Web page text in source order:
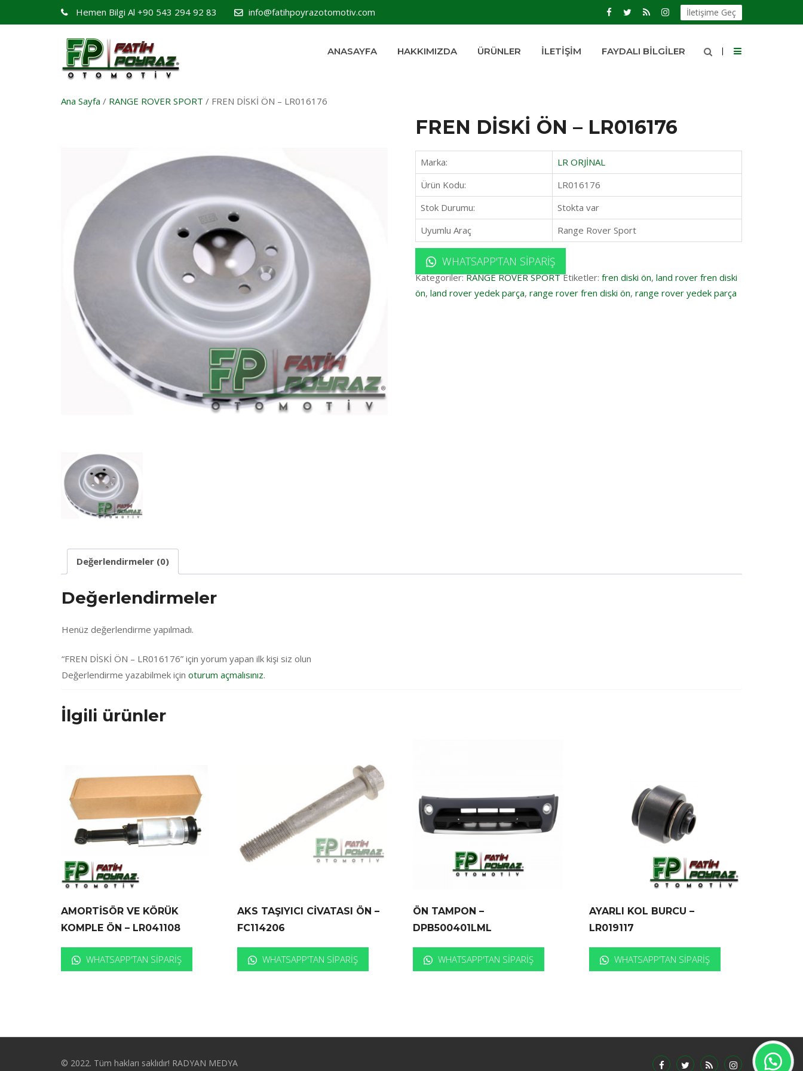
Hemen Bilgi Al +90 543 294 92 83 info@fatihpoyrazotomotiv.com İletişime Geç
ANASAYFA HAKKIMIZDA ÜRÜNLER İLETIŞIM FAYDALI BILGILER
Ana Sayfa / RANGE ROVER SPORT / FREN DİSKİ ÖN – LR016176
FREN DİSKİ ÖN – LR016176
Marka:
LR ORJİNAL
Ürün Kodu:
LR016176
Stok Durumu:
Stokta var
Uyumlu Araç
Range Rover Sport
WHATSAPP'TAN SIPARIŞ
Kategoriler:RANGE ROVER SPORT Etiketler: fren diski ön, land rover fren diski
ön, land rover yedek parça, range rover fren diski ön, range rover yedek parça
Değerlendirmeler (0)
Değerlendirmeler
Henüz değerlendirme yapılmadı.
“FREN DİSKİ ÖN – LR016176” için yorum yapan ilk kişi siz olun
Değerlendirme yazabilmek için oturum açmalısınız.
İlgili ürünler
AMORTİSÖR VE KÖRÜK
KOMPLE ÖN – LR041108
WHATSAPP'TAN SIPARIŞ
AKS TAŞIYICI CİVATASI ÖN –
FC114206
WHATSAPP'TAN SIPARIŞ
ÖN TAMPON –
DPB500401LML
WHATSAPP'TAN SIPARIŞ
AYARLI KOL BURCU –
LR019117
WHATSAPP'TAN SIPARIŞ
© 2022. Tüm hakları saklıdır! RADYAN MEDYA